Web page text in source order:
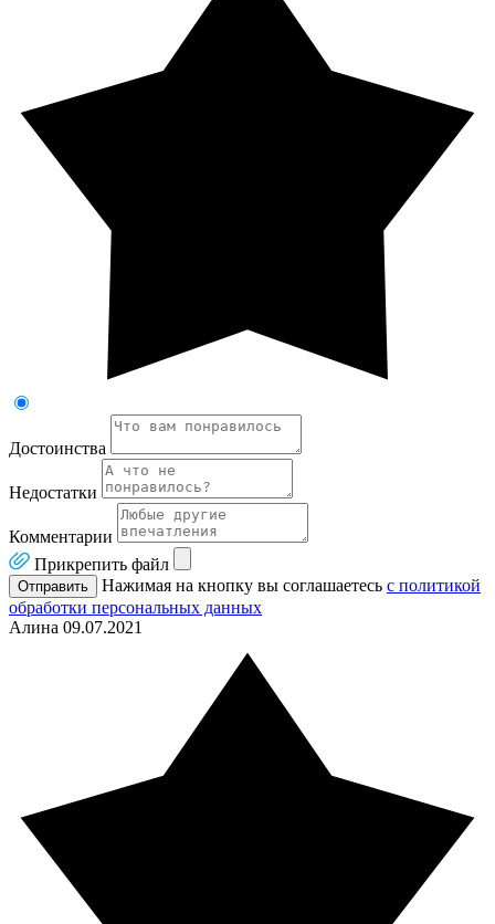
Достоинства
Недостатки
Комментарии
Прикрепить файл
Отправить Нажимая на кнопку вы соглашаетесь с политикой
обработки персональных данных
Алина 09.07.2021